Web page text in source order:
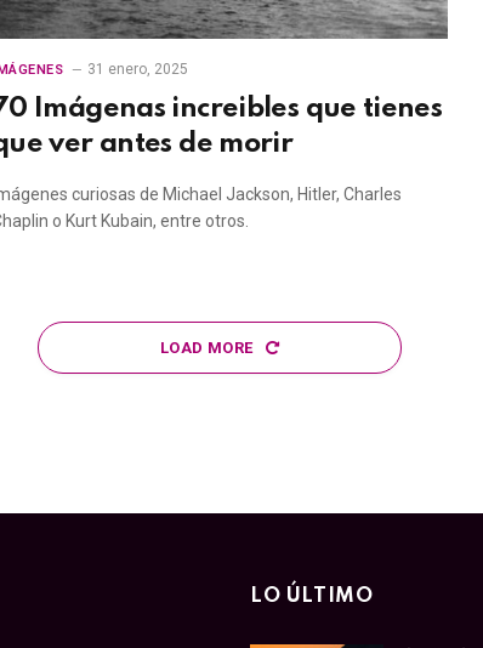
IMÁGENES 31 enero, 2025
Imágenas increibles que tienes
ver antes de morir
curiosas de Michael Jackson, Hitler, Charles
o Kurt Kubain, entre otros.
LOAD MORE
LO ÚLTIMO